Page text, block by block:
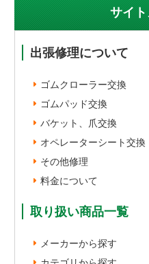
サイ
出張修理について
ゴムクローラー交換
ゴムパッド交換
バケット、爪交換
オペレーターシート交換
その他修理
料金について
取り扱い商品一覧
メーカーから探す